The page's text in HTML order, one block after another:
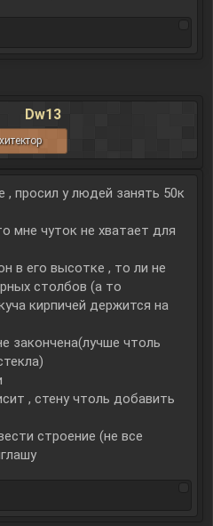
Dw13
, просил у людей занять 50к
мне чуток не хватает для
в его высотке , то ли не
столбов (а то
кирпичей держится на
закончена(лучше чтоль
, стену чтоль добавить
строение (не все